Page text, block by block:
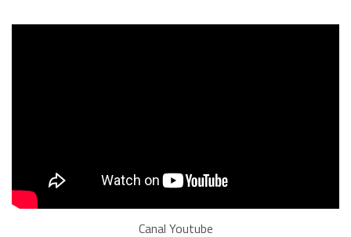
Canal Youtube